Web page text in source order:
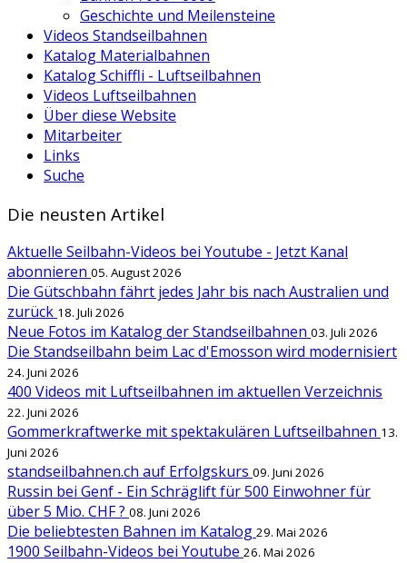
Geschichte und Meilensteine
Videos Standseilbahnen
Katalog Materialbahnen
Katalog Schiffli - Luftseilbahnen
Videos Luftseilbahnen
Über diese Website
Mitarbeiter
Links
Suche
Die neusten Artikel
Aktuelle Seilbahn-Videos bei Youtube - Jetzt Kanal
abonnieren 05. August 2026
Die Gütschbahn fährt jedes Jahr bis nach Australien und
zurück 18. Juli 2026
Neue Fotos im Katalog der Standseilbahnen 03. Juli 2026
Die Standseilbahn beim Lac d'Emosson wird modernisiert
24. Juni 2026
400 Videos mit Luftseilbahnen im aktuellen Verzeichnis
22. Juni 2026
Gommerkraftwerke mit spektakulären Luftseilbahnen 13.
Juni 2026
standseilbahnen.ch auf Erfolgskurs 09. Juni 2026
Russin bei Genf - Ein Schräglift für 500 Einwohner für
über 5 Mio. CHF ? 08. Juni 2026
Die beliebtesten Bahnen im Katalog 29. Mai 2026
1900 Seilbahn-Videos bei Youtube 26. Mai 2026